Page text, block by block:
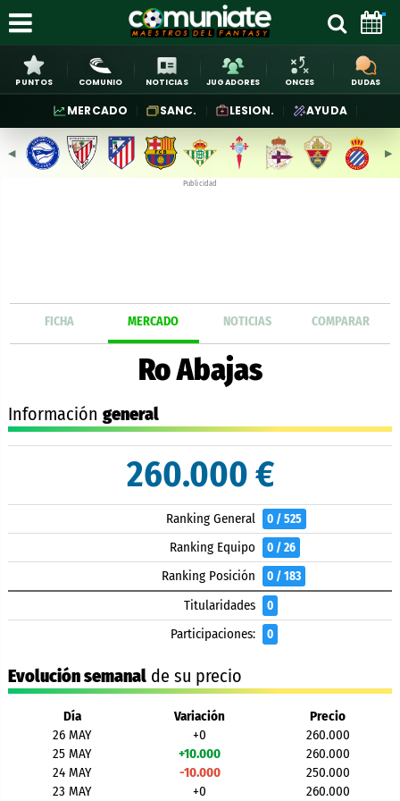
PUNTOS COMUNIO NOTICIAS JUGADORES ONCES DUDAS
MERCADO SANC. LESION. AYUDA
◀︎ ▶︎
Publicidad
FICHA MERCADO NOTICIAS COMPARAR
Ro Abajas
Información general
260.000 €
Ranking General 0 / 525
Ranking Equipo 0 / 26
Ranking Posición 0 / 183
Titularidades 0
Participaciones: 0
Evolución semanal de su precio
Día Variación
Precio
26 MAY
+0
260.000
25 MAY
+10.000
260.000
24 MAY
-10.000
250.000
23 MAY
+0
260.000